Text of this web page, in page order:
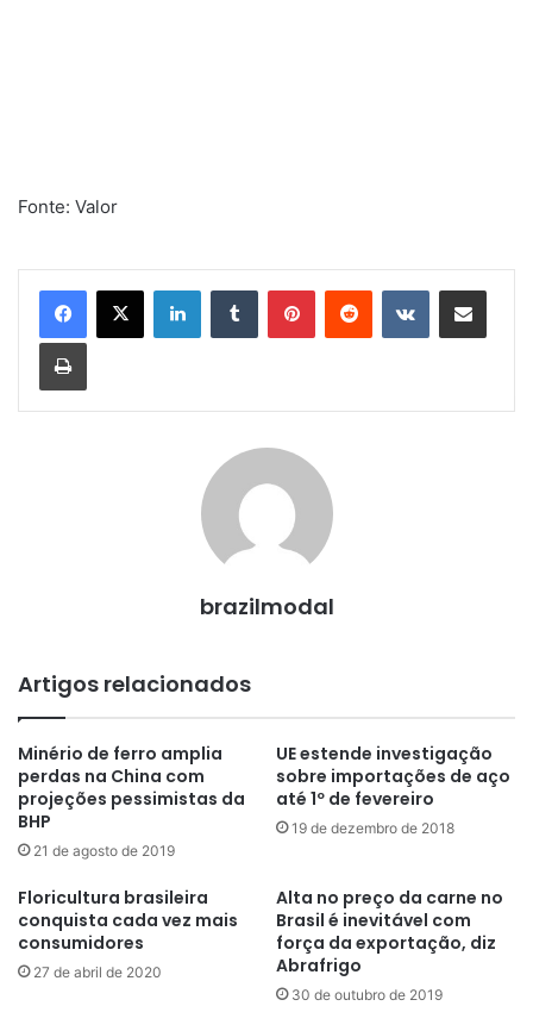
Fonte: Valor
LinkedinTumblr PinterestReddit VK Compartilhar via e-mail
Imprimir
brazilmodal
Artigos relacionados
Minério de ferro amplia
perdas na China com
projeções pessimistas da
BHP
21 de agosto de 2019
UE estende investigação
sobre importações de aço
até 1º de fevereiro
19 de dezembro de 2018
Floricultura brasileira
conquista cada vez mais
consumidores
27 de abril de 2020
Alta no preço da carne no
Brasil é inevitável com
força da exportação, diz
Abrafrigo
30 de outubro de 2019